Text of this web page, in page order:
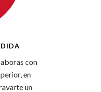
con
en
un